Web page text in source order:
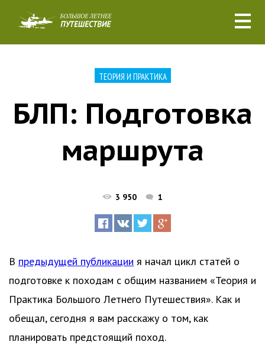
ТЕОРИЯ И ПРАКТИКА
БЛП: Подготовка
маршрута
3 950 1
В предыдущей публикации я начал цикл статей о
подготовке к походам с общим названием «Теория и
Практика Большого Летнего Путешествия». Как и
обещал, сегодня я вам расскажу о том, как
планировать предстоящий поход.